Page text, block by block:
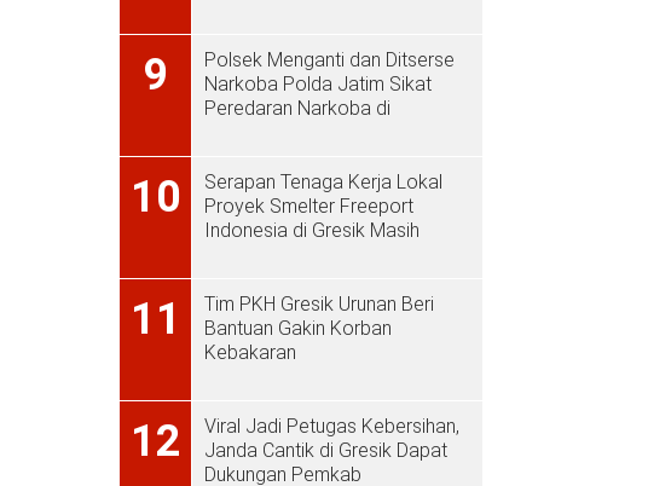
9
Polsek Menganti dan Ditserse
Narkoba Polda Jatim Sikat
Peredaran Narkoba di
10
Serapan Tenaga Kerja Lokal
Proyek Smelter Freeport
Indonesia di Gresik Masih
11
Tim PKH Gresik Urunan Beri
Bantuan Gakin Korban
Kebakaran
12
Viral Jadi Petugas Kebersihan,
Janda Cantik di Gresik Dapat
Dukungan Pemkab